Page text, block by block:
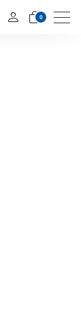
0 Menu